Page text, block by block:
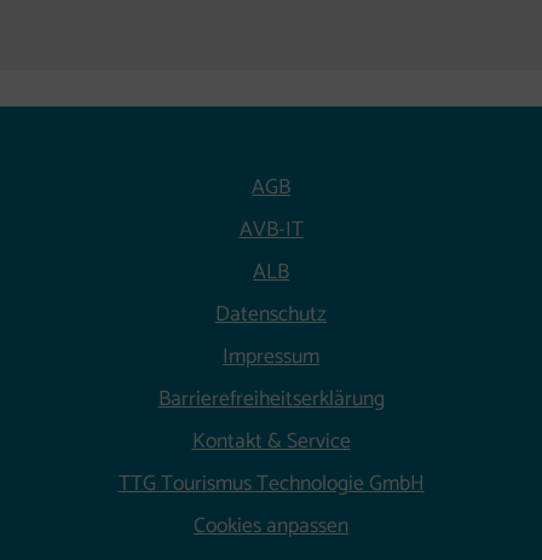
AGB(neues Fenster)
AVB-IT
ALB
Datenschutz
Impressum
Barrierefreiheitserklärung
Kontakt & Service
TTG Tourismus Technologie GmbH(neues
Cookies anpassen